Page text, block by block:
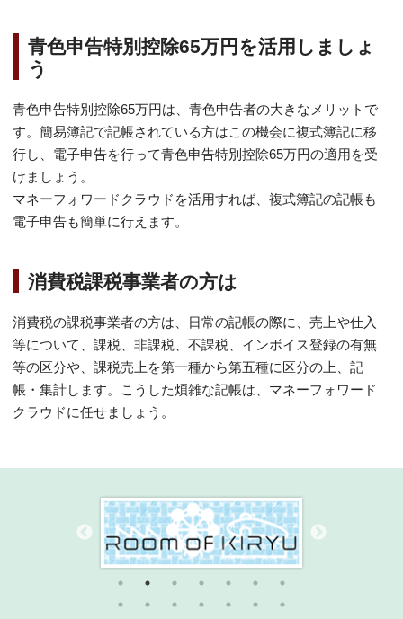
青色申告特別控除65万円を活用しましょ
う
青色申告特別控除65万円は、青色申告者の大きなメリットで
す。簡易簿記で記帳されている方はこの機会に複式簿記に移
行し、電子申告を行って青色申告特別控除65万円の適用を受
けましょう。
マネーフォワードクラウドを活用すれば、複式簿記の記帳も
電子申告も簡単に行えます。
消費税課税事業者の方は
消費税の課税事業者の方は、日常の記帳の際に、売上や仕入
等について、課税、非課税、不課税、インボイス登録の有無
等の区分や、課税売上を第一種から第五種に区分の上、記
帳・集計します。こうした煩雑な記帳は、マネーフォワード
クラウドに任せましょう。